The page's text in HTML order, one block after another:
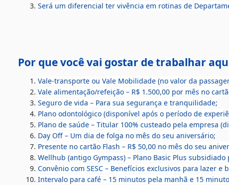
Será um diferencial ter vivência em rotinas de
Por que você vai gostar de trabalhar
Vale-transporte ou Vale Mobilidade (no valor da
Vale alimentação/refeição – R$ 1.500,00 por mês no
Seguro de vida – Para sua segurança e tranquilidade;
Plano odontológico (disponível após o período de
Plano de saúde – Titular 100% custeado pela empresa
Day Off – Um dia de folga no mês do seu aniversário;
Presente no cartão Flash – R$ 50,00 no mês do seu
Wellhub (antigo Gympass) – Plano Basic Plus
Convênio com SESC – Benefícios exclusivos para lazer e
Intervalo para café – 15 minutos pela manhã e 15